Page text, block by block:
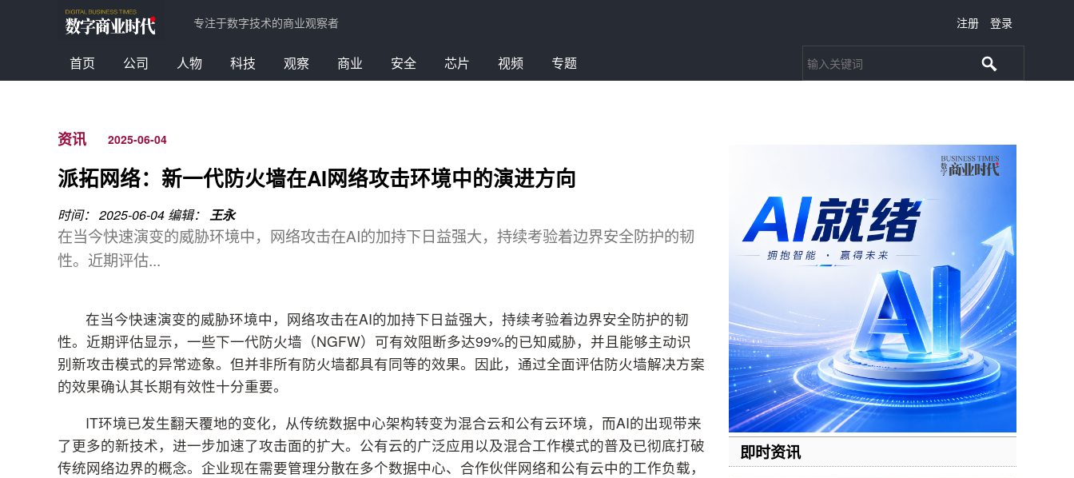
专注于数字技术的商业观察者 注册 登录
首页 公司 人物 科技 观察 商业 安全 芯片 视频 专题
资讯 2025-06-04
派拓网络：新一代防火墙在AI网络攻击环境中的演进方向
时间： 2025-06-04编辑： 王永
在当今快速演变的威胁环境中，网络攻击在AI的加持下日益强大，持续考验着边界安全防护的韧
性。近期评估...
在当今快速演变的威胁环境中，网络攻击在AI的加持下日益强大，持续考验着边界安全防护的韧
性。近期评估显示，一些下一代防火墙（NGFW）可有效阻断多达99%的已知威胁，并且能够主动识
别新攻击模式的异常迹象。但并非所有防火墙都具有同等的效果。因此，通过全面评估防火墙解决方案
的效果确认其长期有效性十分重要。
IT环境已发生翻天覆地的变化，从传统数据中心架构转变为混合云和公有云环境，而AI的出现带来
了更多的新技术，进一步加速了攻击面的扩大。公有云的广泛应用以及混合工作模式的普及已彻底打破
传统网络边界的概念。企业现在需要管理分散在多个数据中心、合作伙伴网络和公有云中的工作负载，
即时资讯